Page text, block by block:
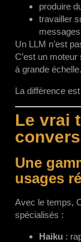
produire
travailler
Un LLM n’est
C’est un
à grande échelle.
La différence
Le vrai
Une
usages
Avec le temps,
spécialisés :
Haiku :